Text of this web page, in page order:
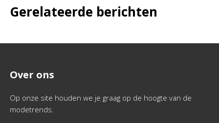
Gerelateerde berichten
Over ons
Op onze site houden we je graag op de hoogte van de
modetrends.